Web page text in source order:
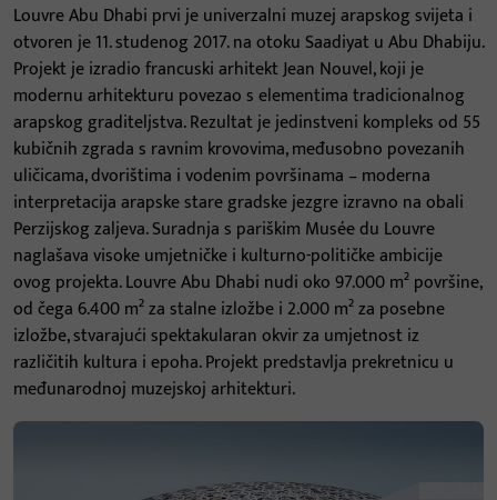
Louvre Abu Dhabi prvi je univerzalni muzej arapskog svijeta i
otvoren je 11. studenog 2017. na otoku Saadiyat u Abu Dhabiju.
Projekt je izradio francuski arhitekt Jean Nouvel, koji je
modernu arhitekturu povezao s elementima tradicionalnog
arapskog graditeljstva. Rezultat je jedinstveni kompleks od 55
kubičnih zgrada s ravnim krovovima, međusobno povezanih
uličicama, dvorištima i vodenim površinama – moderna
interpretacija arapske stare gradske jezgre izravno na obali
Perzijskog zaljeva. Suradnja s pariškim Musée du Louvre
naglašava visoke umjetničke i kulturno-političke ambicije
ovog projekta. Louvre Abu Dhabi nudi oko 97.000 m² površine,
od čega 6.400 m² za stalne izložbe i 2.000 m² za posebne
izložbe, stvarajući spektakularan okvir za umjetnost iz
različitih kultura i epoha. Projekt predstavlja prekretnicu u
međunarodnoj muzejskoj arhitekturi.